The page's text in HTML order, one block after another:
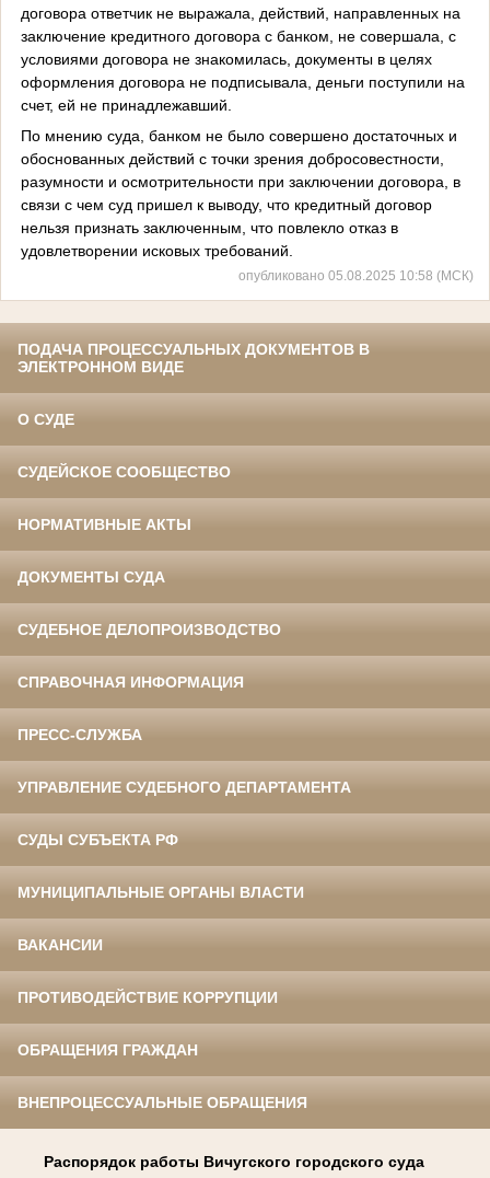
договора ответчик не выражала, действий, направленных на
заключение кредитного договора с банком, не совершала, с
условиями договора не знакомилась, документы в целях
оформления договора не подписывала, деньги поступили на
счет, ей не принадлежавший.
По мнению суда, банком не было совершено достаточных и
обоснованных действий с точки зрения добросовестности,
разумности и осмотрительности при заключении договора, в
связи с чем суд пришел к выводу, что кредитный договор
нельзя признать заключенным, что повлекло отказ в
удовлетворении исковых требований.
опубликовано 05.08.2025 10:58 (МСК)
ПОДАЧА ПРОЦЕССУАЛЬНЫХ ДОКУМЕНТОВ В
ЭЛЕКТРОННОМ ВИДЕ
О СУДЕ
СУДЕЙСКОЕ СООБЩЕСТВО
НОРМАТИВНЫЕ АКТЫ
ДОКУМЕНТЫ СУДА
СУДЕБНОЕ ДЕЛОПРОИЗВОДСТВО
СПРАВОЧНАЯ ИНФОРМАЦИЯ
ПРЕСС-СЛУЖБА
УПРАВЛЕНИЕ СУДЕБНОГО ДЕПАРТАМЕНТА
СУДЫ СУБЪЕКТА РФ
МУНИЦИПАЛЬНЫЕ ОРГАНЫ ВЛАСТИ
ВАКАНСИИ
ПРОТИВОДЕЙСТВИЕ КОРРУПЦИИ
ОБРАЩЕНИЯ ГРАЖДАН
ВНЕПРОЦЕССУАЛЬНЫЕ ОБРАЩЕНИЯ
Распорядок работы Вичугского городского суда